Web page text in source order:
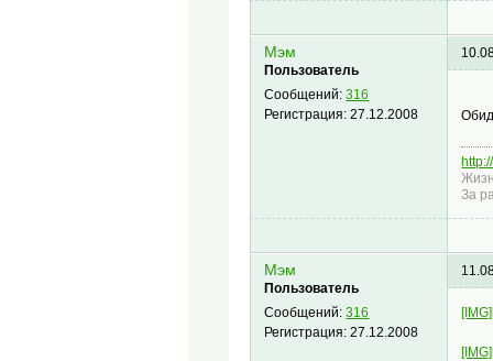
Мэм
Пользователь
Сообщений:316
Регистрация:27.12.2008
За
Мэм
Пользователь
Сообщений:316
Регистрация:27.12.2008